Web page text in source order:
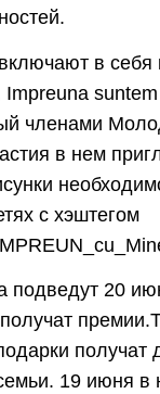
в себя
членами
в нем
с хэштегом
подведут 20
получат
19 июня в